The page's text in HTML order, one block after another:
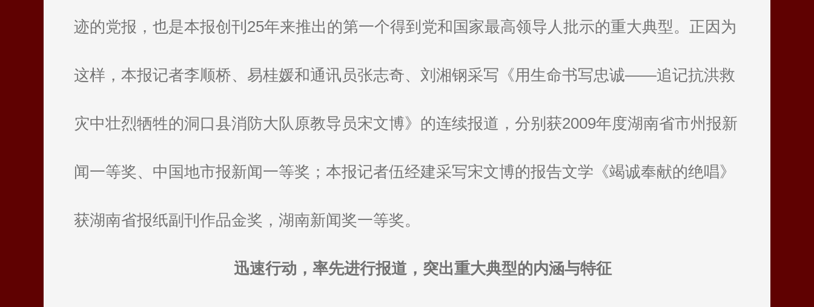
迹的党报，也是本报创刊25年来推出的第一个得到党和国家最高领导人批示的重大典型。正因为
这样，本报记者李顺桥、易桂媛和通讯员张志奇、刘湘钢采写《用生命书写忠诚——追记抗洪救
灾中壮烈牺牲的洞口县消防大队原教导员宋文博》的连续报道，分别获2009年度湖南省市州报新
闻一等奖、中国地市报新闻一等奖；本报记者伍经建采写宋文博的报告文学《竭诚奉献的绝唱》
获湖南省报纸副刊作品金奖，湖南新闻奖一等奖。
迅速行动，率先进行报道，突出重大典型的内涵与特征